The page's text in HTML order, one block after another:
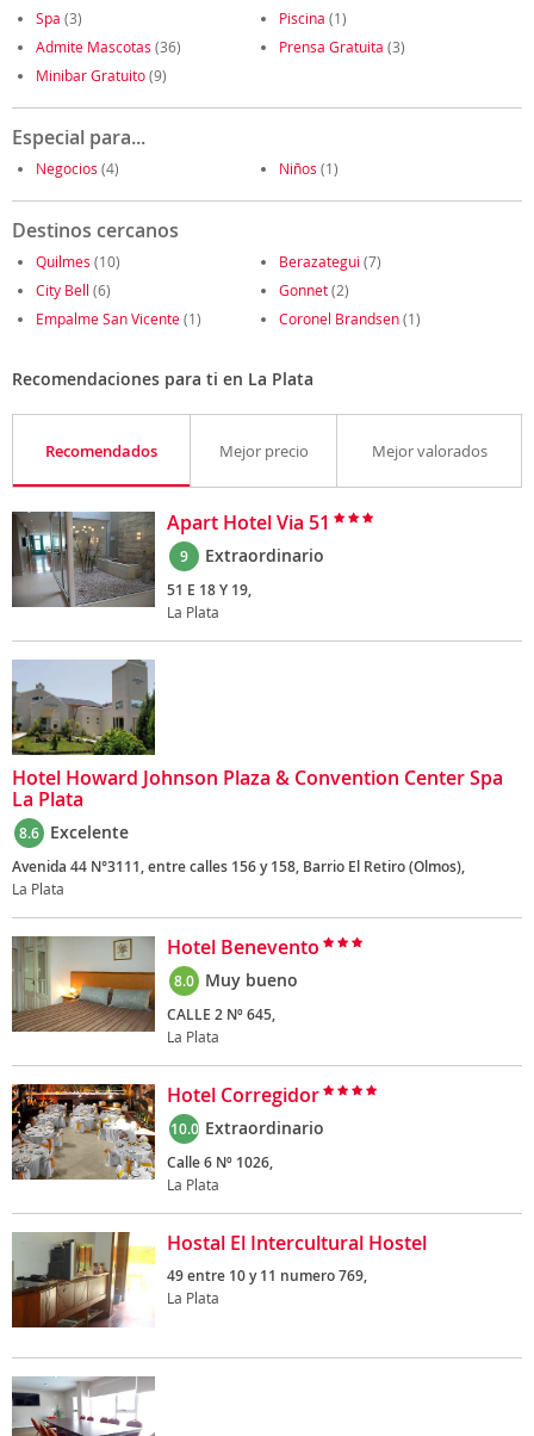
Spa (3) Piscina (1)
Admite Mascotas (36) Prensa Gratuita (3)
Minibar Gratuito(9)
Especial para...
Negocios (4) Niños (1)
Destinos cercanos
Quilmes (10) Berazategui (7)
City Bell (6) Gonnet(2)
Empalme San Vicente(1) Coronel Brandsen(1)
Recomendaciones para ti en La Plata
Recomendados Mejor precio Mejor valorados
Apart Hotel Via 51
9 Extraordinario
51 E 18 Y 19,
La Plata
Hotel Howard Johnson Plaza & Convention Center Spa
La Plata
8.6 Excelente
Avenida 44 N°3111, entre calles 156 y 158, Barrio El Retiro (Olmos),
La Plata
Hotel Benevento
8.0 Muy bueno
CALLE 2 Nº 645,
La Plata
Hotel Corregidor
10.0 Extraordinario
Calle 6 Nº 1026,
La Plata
Hostal El Intercultural Hostel
49 entre 10 y 11 numero 769,
La Plata